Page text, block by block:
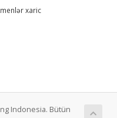
xaric
Indonesia. Bütün